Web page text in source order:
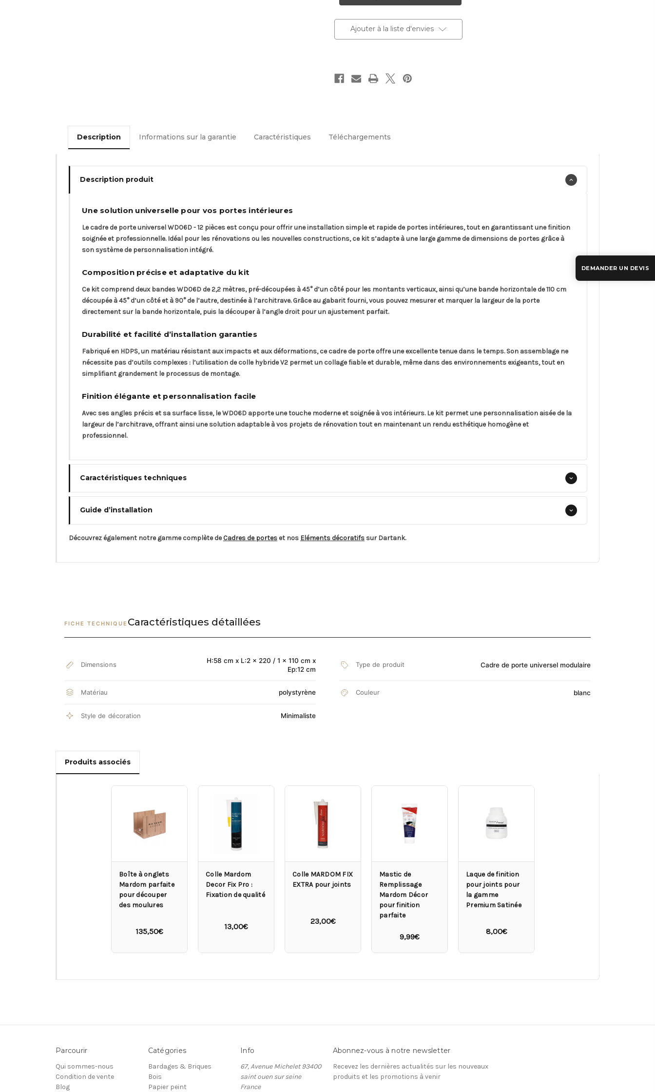
universel
-
pièces
universel
-
12
pièces
Ajouter à la liste d'envies
Description Informations sur la garantie Caractéristiques Téléchargements
Description produit
Une solution universelle pour vos portes intérieures
Le cadre de porte universel WD06D - 12 pièces est conçu pour offrir une installation simple et rapide de portes intérieures, tout en garantissant une finition
soignée et professionnelle. Idéal pour les rénovations ou les nouvelles constructions, ce kit s’adapte à une large gamme de dimensions de portes grâce à
son système de personnalisation intégré.
Composition précise et adaptative du kit
Ce kit comprend deux bandes WD06D de 2,2 mètres, pré-découpées à 45° d’un côté pour les montants verticaux, ainsi qu’une bande horizontale de 110 cm
découpée à 45° d’un côté et à 90° de l’autre, destinée à l’architrave. Grâce au gabarit fourni, vous pouvez mesurer et marquer la largeur de la porte
directement sur la bande horizontale, puis la découper à l’angle droit pour un ajustement parfait.
Durabilité et facilité d’installation garanties
Fabriqué en HDPS, un matériau résistant aux impacts et aux déformations, ce cadre de porte offre une excellente tenue dans le temps. Son assemblage ne
nécessite pas d’outils complexes : l’utilisation de colle hybride V2 permet un collage fiable et durable, même dans des environnements exigeants, tout en
simplifiant grandement le processus de montage.
Finition élégante et personnalisation facile
Avec ses angles précis et sa surface lisse, le WD06D apporte une touche moderne et soignée à vos intérieurs. Le kit permet une personnalisation aisée de la
largeur de l’architrave, offrant ainsi une solution adaptable à vos projets de rénovation tout en maintenant un rendu esthétique homogène et
professionnel.
Caractéristiques techniques
Guide d’installation
Découvrez également notre gamme complète deCadres de portes et nos Eléments décoratifs sur Dartank.
FICHE TECHNIQUE Caractéristiques détaillées
Dimensions
H:58 cm x L:2 x 220 / 1 x 110 cm x
Ep:12 cm
Type de produit Cadre de porte universel modulaire
Matériau polystyrène Couleur blanc
Style de décoration Minimaliste
Produits associés
Boîte à onglets
Mardom parfaite
pour découper
des moulures
135,50€
Colle Mardom
Decor Fix Pro :
Fixation de qualité
13,00€
Colle MARDOM FIX
EXTRA pour joints
23,00€
Mastic de
Remplissage
Mardom Décor
pour finition
parfaite
9,99€
Laque de finition
pour joints pour
la gamme
Premium Satinée
8,00€
Parcourir
Qui sommes-nous
Condition de vente
Blog
Catégories
Bardages & Briques
Bois
Papier peint
Info
67, Avenue Michelet 93400
saint ouen sur seine
France
Abonnez-vous à notre newsletter
Recevez les dernières actualités sur les nouveaux
produits et les promotions à venir
DEMANDER UN DEVIS